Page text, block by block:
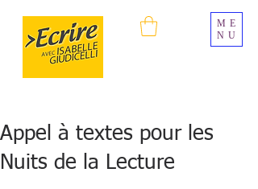
ME
NU
Appel à textes pour les
Nuits de la Lecture